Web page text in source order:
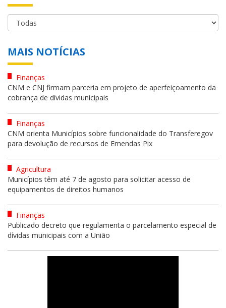
MAIS NOTÍCIAS
Finanças
CNM e CNJ firmam parceria em projeto de aperfeiçoamento da
cobrança de dívidas municipais
Finanças
CNM orienta Municípios sobre funcionalidade do Transferegov
para devolução de recursos de Emendas Pix
Agricultura
Municípios têm até 7 de agosto para solicitar acesso de
equipamentos de direitos humanos
Finanças
Publicado decreto que regulamenta o parcelamento especial de
dívidas municipais com a União